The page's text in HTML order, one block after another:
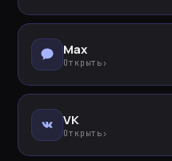
Max
Открыть ›
VK
Открыть ›